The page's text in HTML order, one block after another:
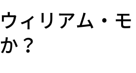
ウィリアム・
か？